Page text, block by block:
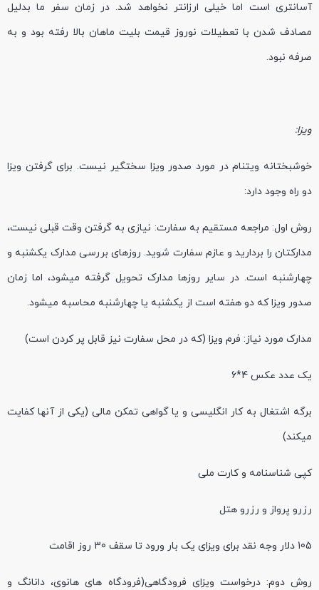
آسانتری است اما خیلی ارزانتر نخواهد شد. در زمان سفر ما بدلیل
مصادف شدن با تعطیلات نوروز قیمت بلیت ماهان بالا رفته بود و به
صرفه نبود.
ویزا:
خوشبختانه ویتنام در مورد صدور ویزا سختگیر نیست. برای گرفتن ویزا
دو راه وجود دارد:
روش اول: مراجعه مستقیم به سفارت: نیازی به گرفتن وقت قبلی نیست،
مدارکتان را بردارید و عازم سفارت شوید. روزهای بررسی مدارک یکشنبه و
چهارشنبه است. در سایر روزها مدارک تحویل گرفته میشود، اما زمان
صدور ویزا که دو هفته است از یکشنبه یا چهارشنبه محاسبه میشود.
مدارک مورد نیاز: فرم ویزا (که در محل سفارت نیز قابل پر کردن است)
یک عدد عکس 4*6
برگه اشتغال به کار انگلیسی و یا گواهی تمکن مالی (یکی از آنها کفایت
میکند)
کپی شناسنامه و کارت ملی
رزرو پرواز و رزرو هتل
105 دلار وجه نقد برای ویزای یک بار ورود تا سقف 30 روز اقامت
روش دوم: درخواست ویزای فرودگاهی(فرودگاه های هانوی، دانانگ و